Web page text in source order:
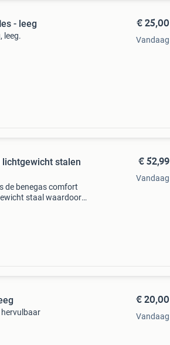
- leeg
leeg.
€ 25,00
Vandaag
stalen
de benegas comfort
staal waardoor
€ 52,99
Vandaag
hervulbaar
€ 20,00
Vandaag